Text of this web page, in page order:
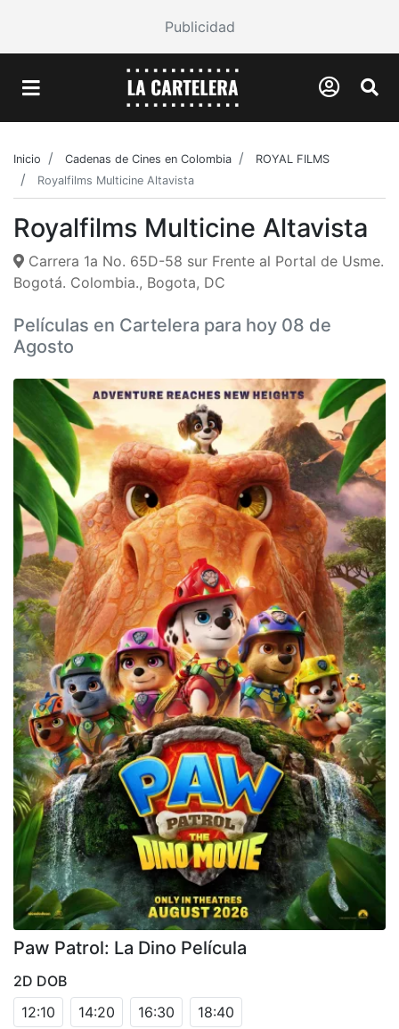
Publicidad
Inicio Cadenas de Cines en Colombia
ROYAL FILMS
Royalfilms Multicine Altavista
Royalfilms Multicine Altavista
Carrera 1a No. 65D-58 sur Frente al Portal de Usme.
Bogotá. Colombia., Bogota, DC
Películas en Cartelera para hoy 08 de
Agosto
Paw Patrol: La Dino Película
2D DOB
12:10
14:20 16:30 18:40